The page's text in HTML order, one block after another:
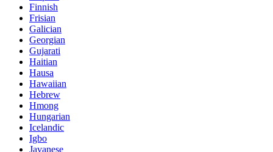
Finnish
Frisian
Galician
Georgian
Gujarati
Haitian
Hausa
Hawaiian
Hebrew
Hmong
Hungarian
Icelandic
Igbo
Javanese